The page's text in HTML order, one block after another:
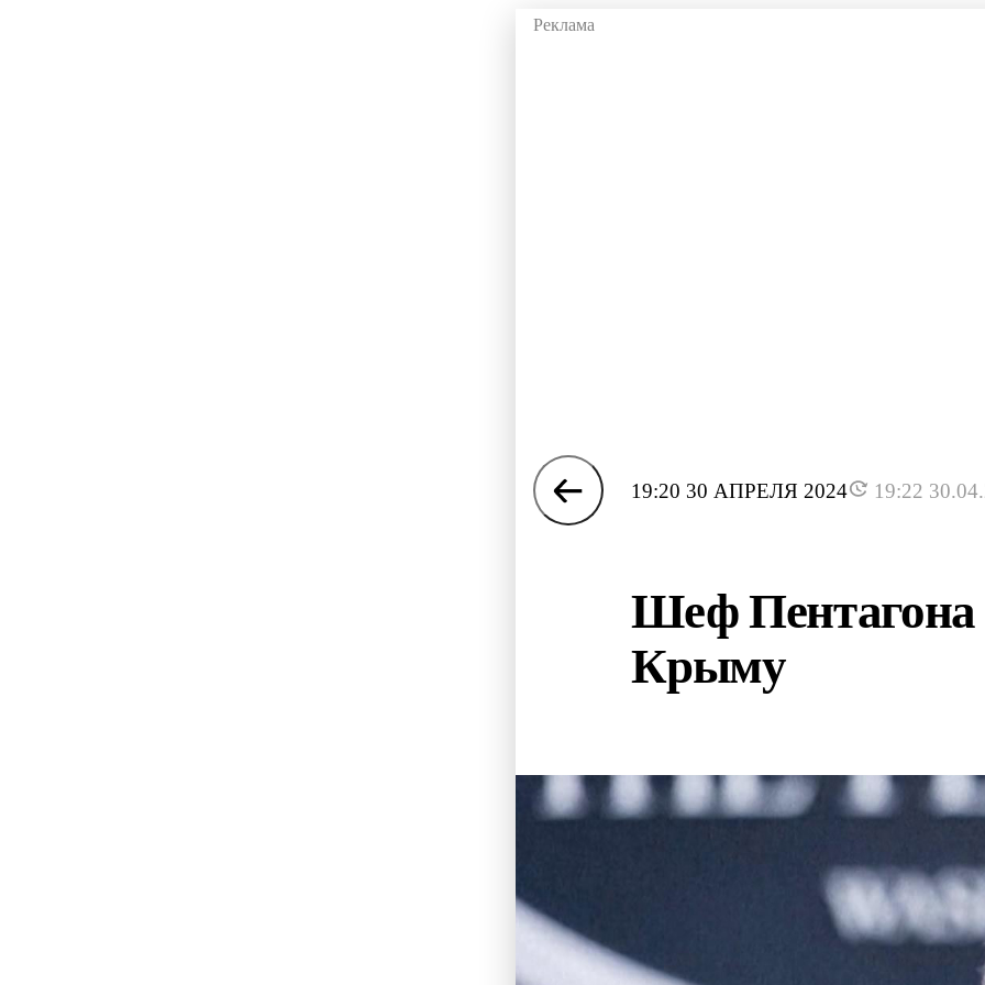
19:20 30 АПРЕЛЯ 2024 19:22
Шеф Пентагона
Крыму